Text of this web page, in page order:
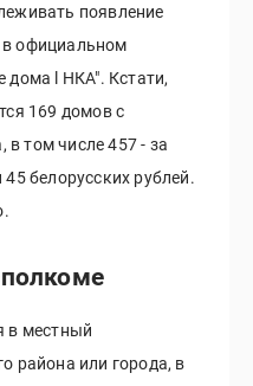
появление
официальном
дома l НКА". Кстати,
169 домов с
в том числе 457 - за
белорусских рублей.
в местный
района или города, в